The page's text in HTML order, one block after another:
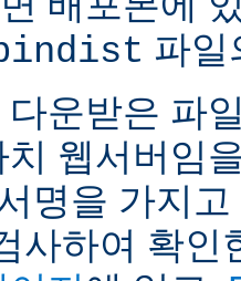
파일
다운받은 파
웹서버임
명을 가지
사하여 확인